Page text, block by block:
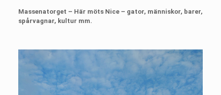
Massenatorget – Här möts Nice – gator, människor, barer,
spårvagnar, kultur mm.